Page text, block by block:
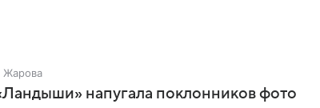
Жарова
напугала поклонников фото